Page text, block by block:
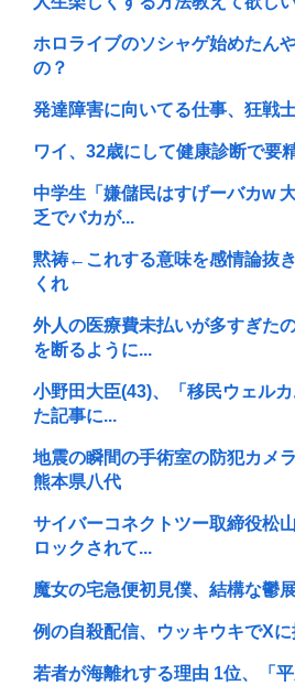
ホロライブのソシャゲ始めたん
の？
発達障害に向いてる仕事、狂戦
ワイ、32歳にして健康診断で要
中学生「嫌儲民はすげーバカw
乏でバカが...
黙祷←これする意味を感情論抜
くれ
外人の医療費未払いが多すぎた
を断るように...
小野田大臣(43)、「移民ウェル
た記事に...
地震の瞬間の手術室の防犯カメ
熊本県八代
サイバーコネクトツー取締役松
ロックされて...
魔女の宅急便初見僕、結構な鬱
例の自殺配信、ウッキウキでX
若者が海離れする理由 1位、「